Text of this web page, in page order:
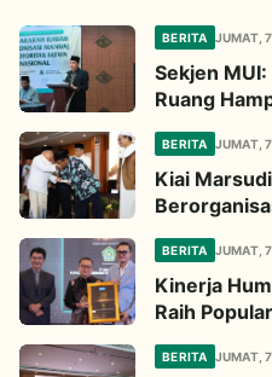
BERITA JUMAT,
Sekjen
Ruang
BERITA JUMAT,
Kiai
BERITA JUMAT,
Kinerja
Raih
BERITA JUMAT,